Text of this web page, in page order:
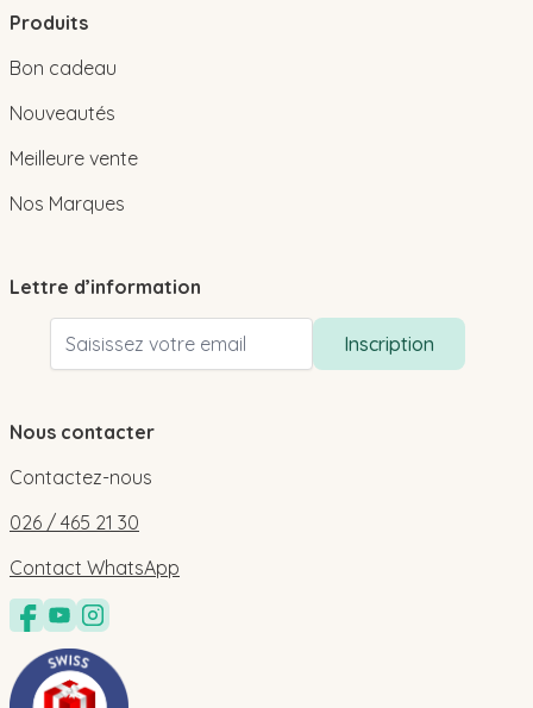
Produits
Bon cadeau
Nouveautés
Meilleure vente
Nos Marques
Lettre d’information
Adresse email
Inscription
Nous contacter
Contactez-nous
026 / 465 21 30
Contact WhatsApp